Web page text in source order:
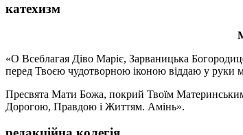
катехизм
«О Всеблагая Діво Маріє, Зарваницька
перед Твоєю чудотворною іконою віддаю у руки
Пресвята Мати Божа, покрий Твоїм Материнським
Дорогою, Правдою і Життям. Амінь».